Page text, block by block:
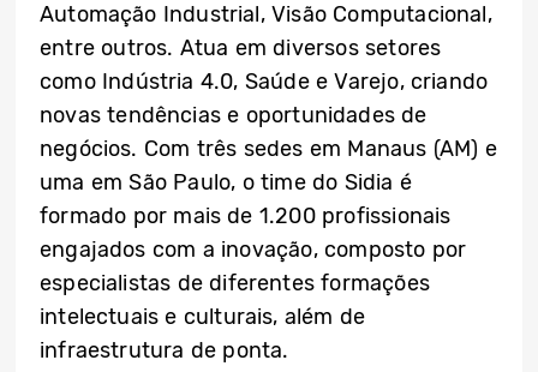
Automação Industrial, Visão Computacional,
entre outros. Atua em diversos setores
como Indústria 4.0, Saúde e Varejo, criando
novas tendências e oportunidades de
negócios. Com três sedes em Manaus (AM) e
uma em São Paulo, o time do Sidia é
formado por mais de 1.200 profissionais
engajados com a inovação, composto por
especialistas de diferentes formações
intelectuais e culturais, além de
infraestrutura de ponta.